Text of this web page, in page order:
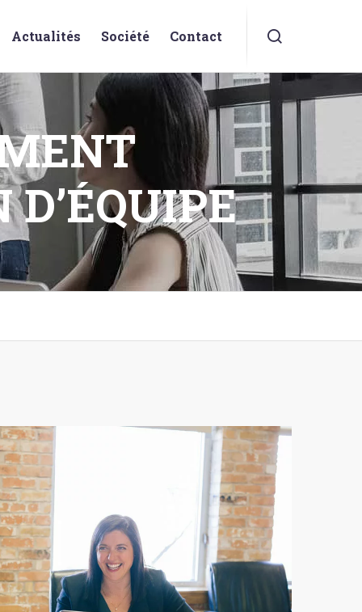
Actualités Société Contact